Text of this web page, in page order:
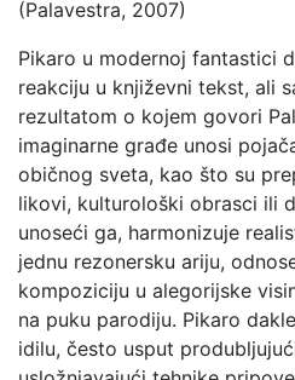
(Palavestra, 2007)
Pikaro u modernoj fantastici
reakciju u književni tekst, ali
rezultatom o kojem govori
imaginarne građe unosi
običnog sveta, kao što su
likovi, kulturološki obrasci ili
unoseći ga, harmonizuje
jednu rezonersku ariju,
kompoziciju u alegorijske
na puku parodiju. Pikaro
idilu, često usput